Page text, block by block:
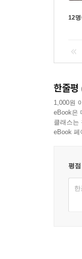
12명
한줄평
1,000원
eBook은
클래스는
eBook 페
평점